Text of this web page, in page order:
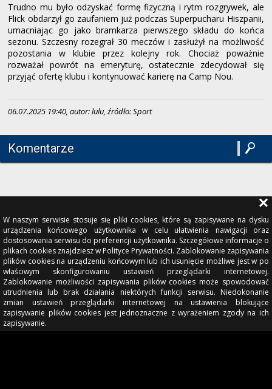
Trudno mu było odzyskać formę fizyczną i rytm rozgrywek, ale
Flick obdarzył go zaufaniem już podczas Superpucharu Hiszpanii,
umacniając go jako bramkarza pierwszego składu do końca
sezonu. Szczesny rozegrał 30 meczów i zasłużył na możliwość
pozostania w klubie przez kolejny rok. Chociaż poważnie
rozważał powrót na emeryturę, ostatecznie zdecydował się
przyjąć ofertę klubu i kontynuować karierę na Camp Nou.
06.07.2025 19:40, autor: lulu, źródło: Sport
Komentarze
W naszym serwisie stosuje się pliki cookies, które są zapisywane na dysku
urządzenia końcowego użytkownika w celu ułatwienia nawigacji oraz
dostosowania serwisu do preferencji użytkownika. Szczegółowe informacje o
plikach cookies znajdziesz w Polityce Prywatności. Zablokowanie zapisywania
plików cookies na urządzeniu końcowym lub ich usunięcie możliwe jest w po
właściwym skonfigurowaniu ustawień przeglądarki internetowej.
Zablokowanie możliwości zapisywania plików cookies może spowodować
utrudnienia lub brak działania niektórych funkcji serwisu. Niedokonanie
zmian ustawień przeglądarki internetowej na ustawienia blokujące
zapisywanie plików cookies jest jednoznaczne z wyrażeniem zgody na ich
zapisywanie.